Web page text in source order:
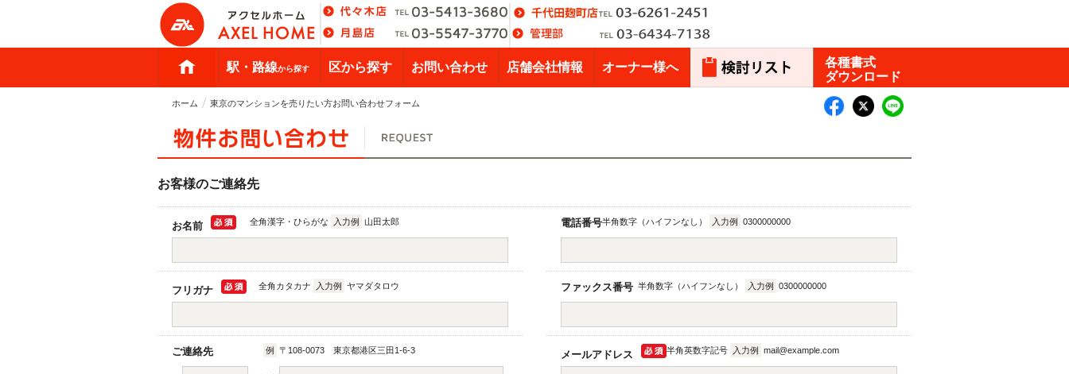
駅・路線から探す 区から探す お問い合わせ 店舗会社情報 オーナー様へ
各種書式
ダウンロード
ホーム 東京のマンションを売りたい方お問い合わせフォーム
お客様のご連絡先
お名前 全角漢字・ひらがな 入力例 山田太郎
フリガナ 全角カタカナ 入力例 ヤマダタロウ
ご連絡先 例 〒108-0073 東京都港区三田1-6-3
電話番号半角数字（ハイフンなし） 入力例 0300000000
ファックス番号 半角数字（ハイフンなし） 入力例 0300000000
メールアドレス 半角英数字記号 入力例 mail@example.com